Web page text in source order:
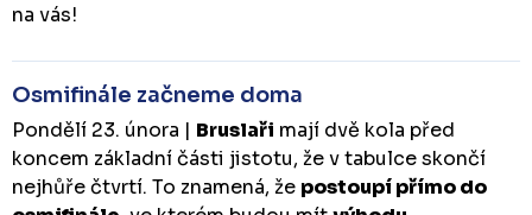
na vás!
Osmifinále začneme doma
Pondělí 23. února | Bruslaři mají dvě kola před
koncem základní části jistotu, že v tabulce skončí
nejhůře čtvrtí. To znamená, že postoupí přímo do